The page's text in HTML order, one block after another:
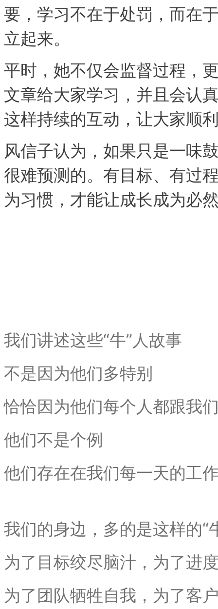
要，学习不在于处罚，而在
立起来。
平时，她不仅会监督过程，
文章给大家学习，并且会认
这样持续的互动，让大家顺
风信子认为，如果只是一味
很难预测的。有目标、有过
为习惯，才能让成长成为必
我们讲述这些“牛”人故事
不是因为他们多特别
恰恰因为他们每个人都跟我
他们不是个例
他们存在在我们每一天的工
我们的身边，多的是这样的“
为了目标绞尽脑汁，为了进
为了团队牺牲自我，为了客